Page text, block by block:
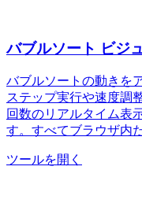
バブルソート ビジ
バブルソートの動きを
ステップ実行や速度調
回数のリアルタイム表
す。すべてブラウザ内
ツールを開く